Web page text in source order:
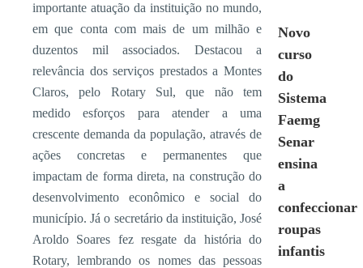
importante atuação da instituição no mundo,
em que conta com mais de um milhão e
duzentos mil associados. Destacou a
relevância dos serviços prestados a Montes
Claros, pelo Rotary Sul, que não tem
medido esforços para atender a uma
crescente demanda da população, através de
ações concretas e permanentes que
impactam de forma direta, na construção do
desenvolvimento econômico e social do
município. Já o secretário da instituição, José
Aroldo Soares fez resgate da história do
Rotary, lembrando os nomes das pessoas
Novo
curso
do
Sistema
Faemg
Senar
ensina
a
confeccionar
roupas
infantis